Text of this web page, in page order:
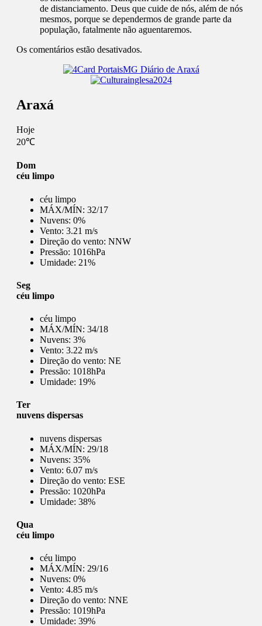
de distanciamento. Deus que cuide de nós, além de nós
mesmos, porque se dependermos de grande parte da
população, fatalmente não aguentaremos.
Os comentários estão desativados.
Araxá
Hoje
20℃
Dom
céu limpo
céu limpo
MÁX/MÍN: 32/17
Nuvens: 0%
Vento: 3.21 m/s
Direção do vento: NNW
Pressão: 1016hPa
Umidade: 21%
Seg
céu limpo
céu limpo
MÁX/MÍN: 34/18
Nuvens: 3%
Vento: 3.22 m/s
Direção do vento: NE
Pressão: 1018hPa
Umidade: 19%
Ter
nuvens dispersas
nuvens dispersas
MÁX/MÍN: 29/18
Nuvens: 35%
Vento: 6.07 m/s
Direção do vento: ESE
Pressão: 1020hPa
Umidade: 38%
Qua
céu limpo
céu limpo
MÁX/MÍN: 29/16
Nuvens: 0%
Vento: 4.85 m/s
Direção do vento: NNE
Pressão: 1019hPa
Umidade: 39%